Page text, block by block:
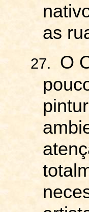
as
27.
O